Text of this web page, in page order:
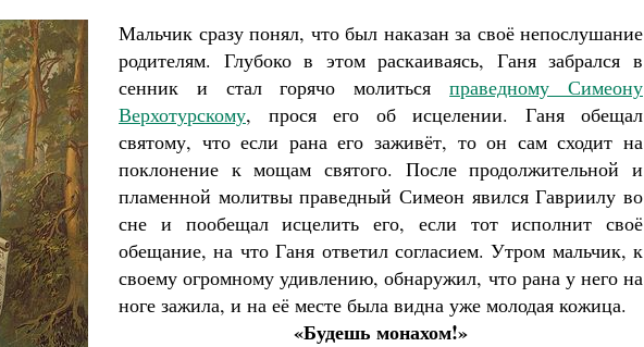
Мальчик сразу понял, что был наказан за своё непослушание
родителям. Глубоко в этом раскаиваясь, Ганя забрался в
сенник и стал горячо молитьсяправедному Симеону
Верхотурскому, прося его об исцелении. Ганя обещал
святому, что если рана его заживёт, то он сам сходит на
поклонение к мощам святого. После продолжительной и
пламенной молитвы праведный Симеон явился Гавриилу во
сне и пообещал исцелить его, если тот исполнит своё
обещание, на что Ганя ответил согласием. Утром мальчик, к
своему огромному удивлению, обнаружил, что рана у него на
ноге зажила, и на её месте была видна уже молодая кожица.
«Будешь монахом!»